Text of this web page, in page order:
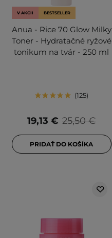
V AKCII BESTSELLER
Anua - Rice 70 Glow Milky
Toner - Hydratačné ryžové
tonikum na tvár - 250 ml
125
25,50 €
19,13 €
PRIDAŤ DO KOŠÍKA